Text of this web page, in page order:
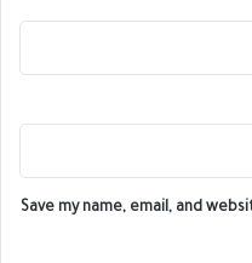
Save my name, email, and